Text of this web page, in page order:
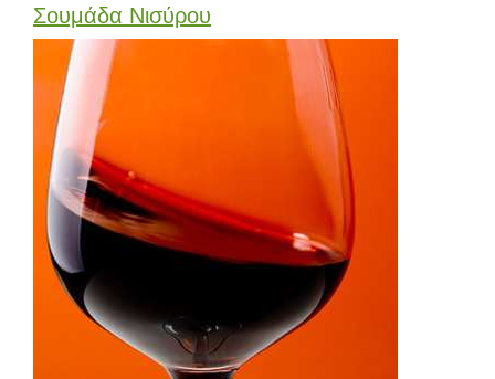
Σουμάδα Νισύρου